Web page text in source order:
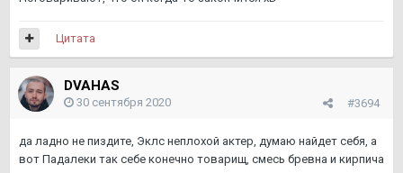
Цитата
DVAHAS
#3694
30 сентября 2020
да ладно не пиздите, Эклс неплохой актер, думаю найдет себя, а
вот Падалеки так себе конечно товарищ, смесь бревна и кирпича